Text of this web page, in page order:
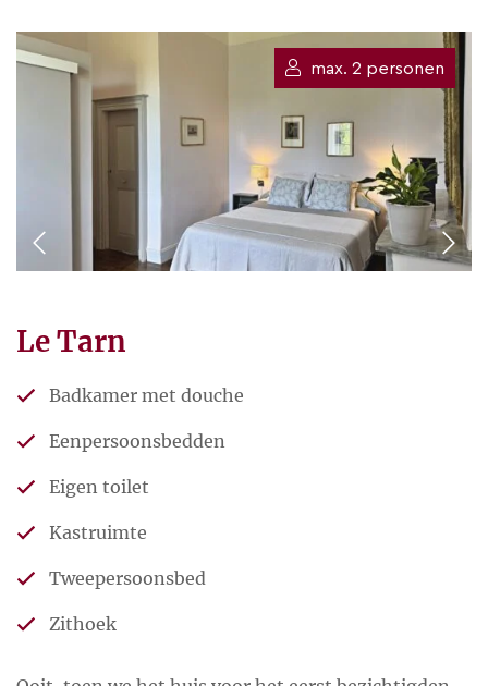
max. 2 personen
Le Tarn
Badkamer met douche
Eenpersoonsbedden
Eigen toilet
Kastruimte
Tweepersoonsbed
Zithoek